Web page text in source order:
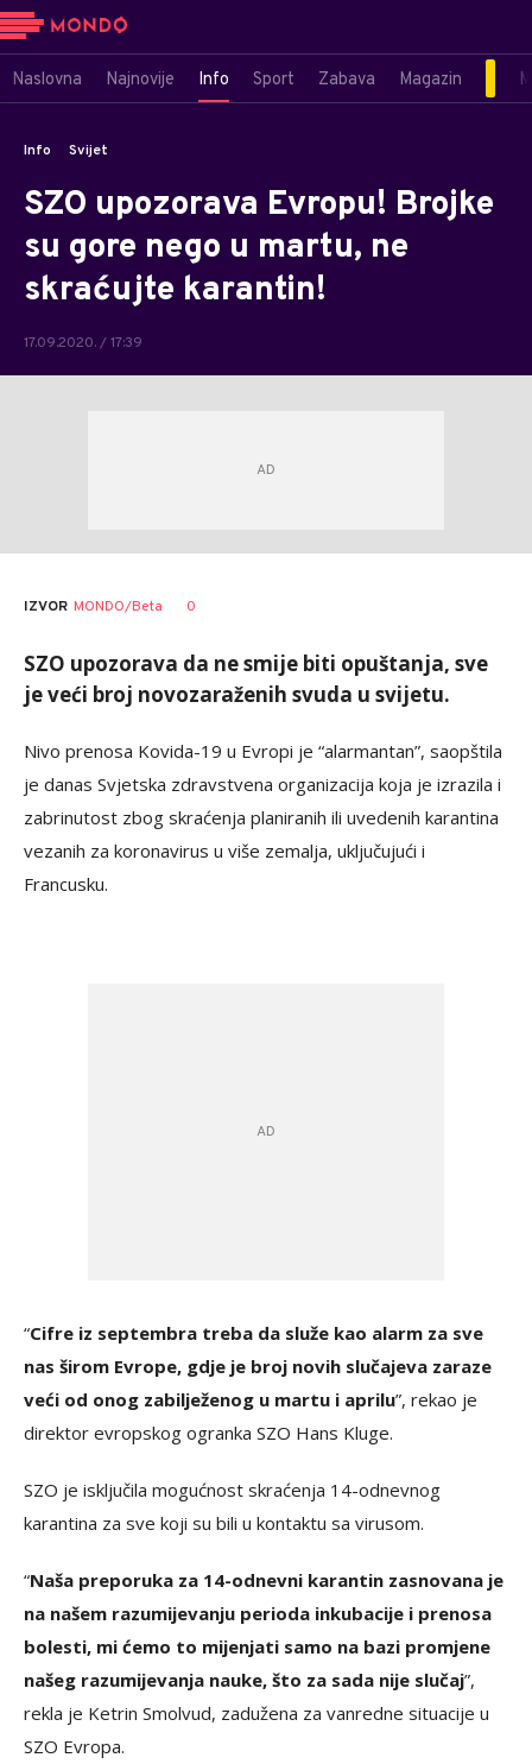
Naslovna Najnovije Info Sport Zabava Magazin
Info Svijet
SZO upozorava Evropu! Brojke
su gore nego u martu, ne
skraćujte karantin!
17.09.2020. / 17:39
IZVOR MONDO/Beta 0
SZO upozorava da ne smije biti opuštanja, sve
je veći broj novozaraženih svuda u svijetu.
Nivo prenosa Kovida-19 u Evropi je “alarmantan”, saopštila
je danas Svjetska zdravstvena organizacija koja je izrazila i
zabrinutost zbog skraćenja planiranih ili uvedenih karantina
vezanih za koronavirus u više zemalja, uključujući i
Francusku.
“Cifre iz septembra treba da služe kao alarm za sve
nas širom Evrope, gdje je broj novih slučajeva zaraze
veći od onog zabilježenog u martu i aprilu”, rekao je
direktor evropskog ogranka SZO Hans Kluge.
SZO je isključila mogućnost skraćenja 14-odnevnog
karantina za sve koji su bili u kontaktu sa virusom.
“Naša preporuka za 14-odnevni karantin zasnovana je
na našem razumijevanju perioda inkubacije i prenosa
bolesti, mi ćemo to mijenjati samo na bazi promjene
našeg razumijevanja nauke, što za sada nije slučaj”,
rekla je Ketrin Smolvud, zadužena za vanredne situacije u
SZO Evropa.